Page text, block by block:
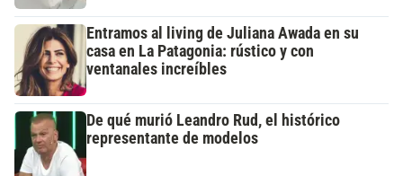
Entramos al living de Juliana Awada en su
casa en La Patagonia: rústico y con
ventanales increíbles
De qué murió Leandro Rud, el histórico
representante de modelos